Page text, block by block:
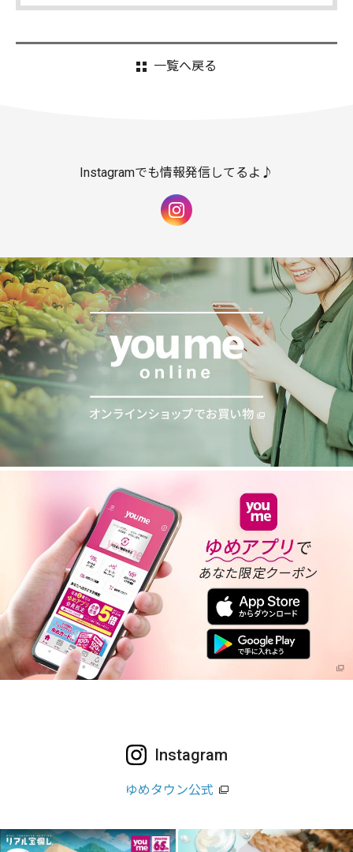
一覧へ戻る
Instagramでも情報発信してるよ♪
Instagram
ゆめタウン公式